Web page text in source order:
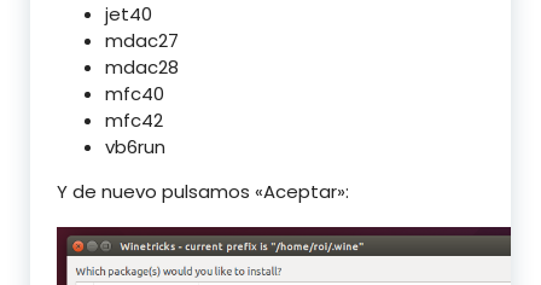
jet40
mdac27
mdac28
mfc40
mfc42
vb6run
Y de nuevo pulsamos «Aceptar»: